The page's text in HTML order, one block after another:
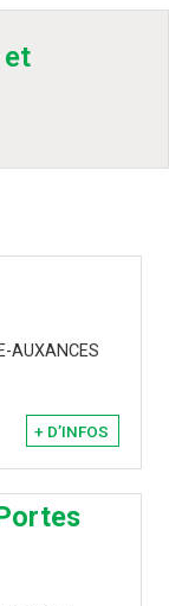
et
AUXANCES
+ D’INFOS